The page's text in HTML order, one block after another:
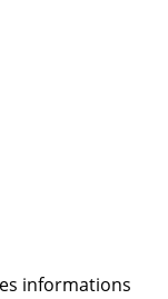
informations